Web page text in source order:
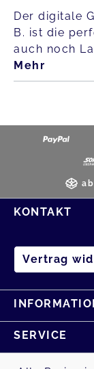
Der digitale
B. ist die
auch noch
Mehr
KONTAKT
Vertrag
SERVICE